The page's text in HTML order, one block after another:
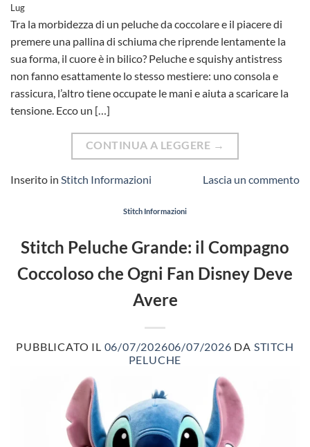
Lug
Tra la morbidezza di un peluche da coccolare e il piacere di
premere una pallina di schiuma che riprende lentamente la
sua forma, il cuore è in bilico? Peluche e squishy antistress
non fanno esattamente lo stesso mestiere: uno consola e
rassicura, l’altro tiene occupate le mani e aiuta a scaricare la
tensione. Ecco un […]
CONTINUA A LEGGERE →
Inserito in Stitch Informazioni Lascia un commento
Stitch Informazioni
Stitch Peluche Grande: il Compagno
Coccoloso che Ogni Fan Disney Deve
Avere
PUBBLICATO IL 06/07/202606/07/2026 DA STITCH
PELUCHE